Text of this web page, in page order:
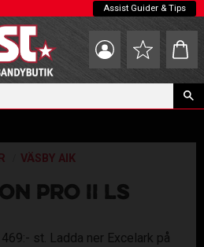
Assist Guider & Tips
Favoriter
VÄSBY AIK
PRO II LS
st. Ladda ner Excelark på